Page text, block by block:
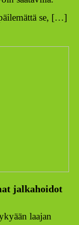
se, […]
jalkahoidot
laajan